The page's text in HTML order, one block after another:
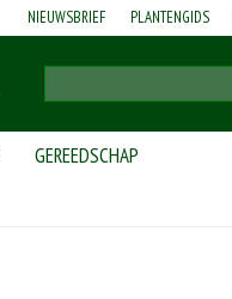
NIEUWSBRIEF PLANTENGIDS
GEREEDSCHAP